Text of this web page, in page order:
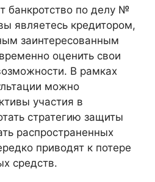
банкротство по делу №
являетесь кредитором,
заинтересованным
оценить свои
В рамках
можно
участия в
стратегию защиты
распространенных
приводят к потере
средств.